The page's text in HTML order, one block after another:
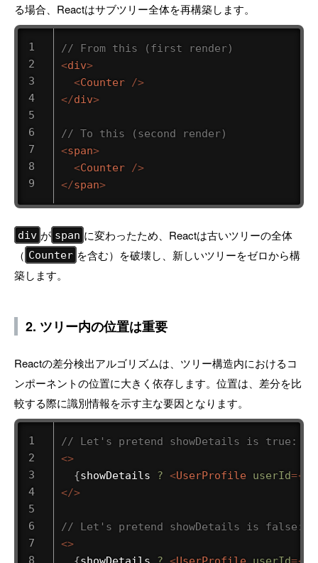
る場合、Reactはサブツリー全体を再構築します。
// From this (first render)
<div>
<Counter />
</div>
// To this (second render)
<span>
<Counter />
</span>
div が span に変わったため、Reactは古いツリーの全体
（ Counter を含む）を破壊し、新しいツリーをゼロから構
築します。
2. ツリー内の位置は重要
Reactの差分検出アルゴリズムは、ツリー構造内におけるコ
ンポーネントの位置に大きく依存します。位置は、差分を比
較する際に識別情報を示す主な要因となります。
// Let's pretend showDetails is true:
<>
{showDetails ? <UserProfile userId={
</>
// Let's pretend showDetails is false:
<>